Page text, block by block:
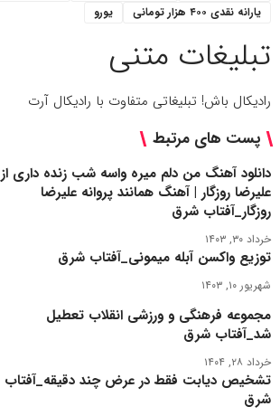
یارانه نقدی ۴۰۰ هزار تومانی
یورو
تبلیغات متنی
رادیکال باش! تبلیغاتی متفاوت با رادیکال آرت
پست های مرتبط
دانلود آهنگ من دلم میره واسه شب زنده داری از
علیرضا روزگار | آهنگ همانند پروانه علیرضا
روزگار_آفتاب شرق
خرداد ۳۰, ۱۴۰۳
توزیع واکسن آبله میمونی_آفتاب شرق
شهریور ۱۰, ۱۴۰۳
مجموعه‌ فرهنگی و ورزشی انقلاب تعطیل
شد_آفتاب شرق
خرداد ۲۸, ۱۴۰۴
تشخیص دیابت فقط در عرض چند دقیقه_آفتاب
شرق